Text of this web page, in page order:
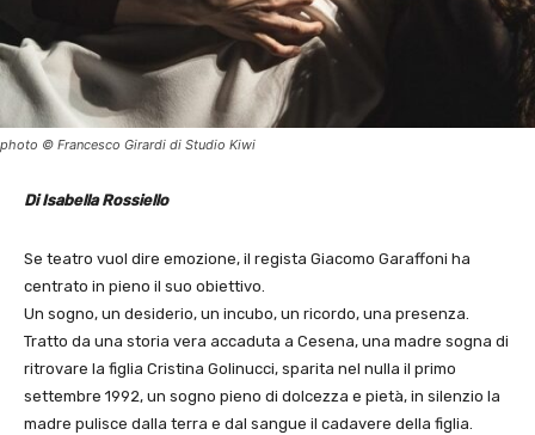
photo © Francesco Girardi di Studio Kiwi
Di Isabella Rossiello
Se teatro vuol dire emozione, il regista Giacomo Garaffoni ha
centrato in pieno il suo obiettivo.
Un sogno, un desiderio, un incubo, un ricordo, una presenza.
Tratto da una storia vera accaduta a Cesena, una madre sogna di
ritrovare la figlia Cristina Golinucci, sparita nel nulla il primo
settembre 1992, un sogno pieno di dolcezza e pietà, in silenzio la
madre pulisce dalla terra e dal sangue il cadavere della figlia.